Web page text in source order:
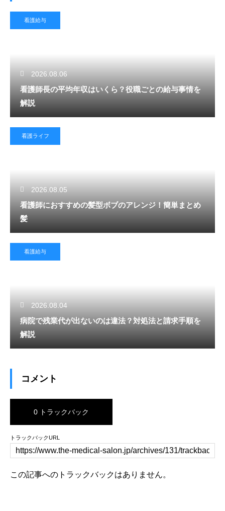
看護給与
2026.08.06
看護師長の平均年収はいくら？役職ごとの給与事情を
解説
看護ライフ
2026.08.05
看護師におすすめの髪型ボブのアレンジ！簡単まとめ
髪
看護給与
2026.08.04
病院で残業代が出ないのは違法？対処法と請求手順を
解説
コメント
0 トラックバック
トラックバックURL
この記事へのトラックバックはありません。